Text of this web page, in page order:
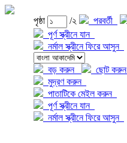
পৃষ্ঠা /২ পরবর্তী
পূর্ণ স্ক্রীনে যান
নর্মাল স্ক্রীনে ফিরে আসুন
বড় করুন
ছোট করুন
মুদ্রণ করুন
পাতাটিকে মেইল করুন
পূর্ণ স্ক্রীনে যান
নর্মাল স্ক্রীনে ফিরে আসুন